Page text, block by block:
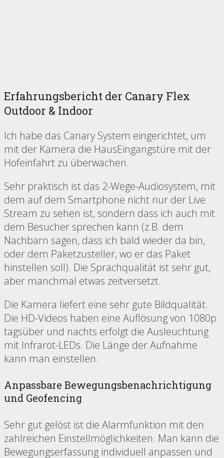
Erfahrungsbericht der Canary Flex
Outdoor & Indoor
Ich habe das Canary System eingerichtet, um
mit der Kamera die HausEingangstüre mit der
Hofeinfahrt zu überwachen.
Sehr praktisch ist das 2-Wege-Audiosystem, mit
dem auf dem Smartphone nicht nur der Live
Stream zu sehen ist, sondern dass ich auch mit
dem Besucher sprechen kann (z.B. dem
Nachbarn sagen, dass ich bald wieder da bin,
oder dem Paketzusteller, wo er das Paket
hinstellen soll). Die Sprachqualität ist sehr gut,
aber manchmal etwas zeitversetzt.
Die Kamera liefert eine sehr gute Bildqualität.
Die HD-Videos haben eine Auflösung von 1080p
tagsüber und nachts erfolgt die Ausleuchtung
mit Infrarot-LEDs. Die Länge der Aufnahme
kann man einstellen.
Anpassbare Bewegungsbenachrichtigung
und Geofencing
Sehr gut gelöst ist die Alarmfunktion mit den
zahlreichen Einstellmöglichkeiten. Man kann die
Bewegungserfassung individuell anpassen und